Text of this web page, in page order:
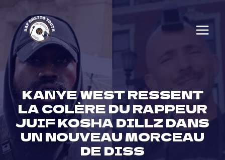
content
KANYE WEST RESSENT
LA COLÈRE DU RAPPEUR
JUIF KOSHA DILLZ DANS
UN NOUVEAU MORCEAU
DE DISS